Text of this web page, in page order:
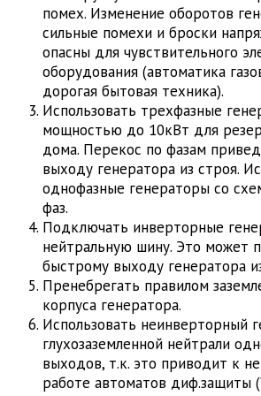
помех. Изменение оборотов
сильные помехи и броски
опасны для чувствительного
оборудования (автоматика
дорогая бытовая техника).
Использовать трехфазные
мощностью до 10кВт для
дома. Перекос по фазам
выходу генератора из строя.
однофазные генераторы со
фаз.
Подключать инверторные
нейтральную шину. Это может
быстрому выходу генератора
Пренебрегать правилом
корпуса генератора.
Использовать неинверторный
глухозаземленной нейтрали
выходов, т.к. это приводит к
работе автоматов диф.защиты